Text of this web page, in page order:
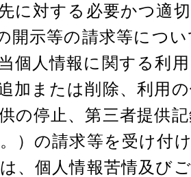
に対する必要かつ適
開示等の請求等につ
個人情報に関する利
加または削除、利用
の停止、第三者提供
）の請求等を受け付
、個人情報苦情及び